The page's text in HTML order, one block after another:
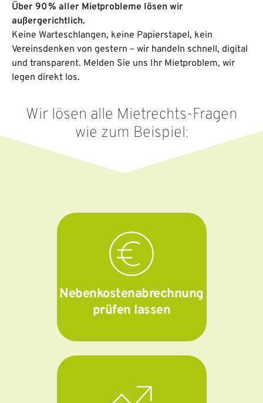
Über 90 % aller Mietprobleme lösen wir
außergerichtlich.
Keine Warteschlangen, keine Papierstapel, kein
Vereinsdenken von gestern – wir handeln schnell, digital
und transparent. Melden Sie uns Ihr Mietproblem, wir
legen direkt los.
Wir lösen alle Mietrechts-Fragen
wie zum Beispiel:
Nebenkostenabrechnung
prüfen lassen